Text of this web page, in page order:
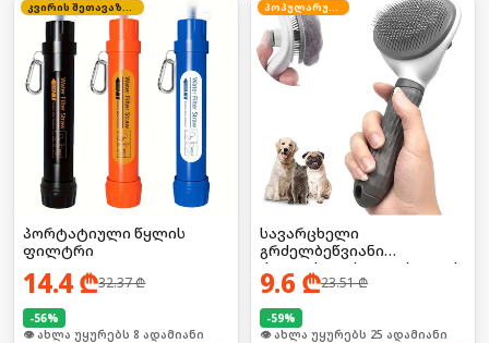
პორტატიული წყლის
ფილტრი
14.4₾32.37₾
-56%
🛒 ბოლო 24სთ-ში იყიდა 15-მა
სავარცხელი
გრძელბეწვიანი
ძაღლისთვის/კატისათვის
9.6 ₾23.51₾
-59%
🛒 ბოლო 24სთ-ში იყიდა 39-მა